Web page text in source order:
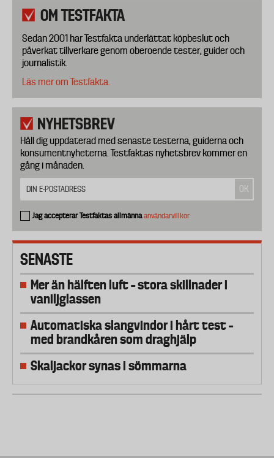
OM TESTFAKTA
Sedan 2001 har Testfakta underlättat köpbeslut och
påverkat tillverkare genom oberoende tester, guider och
journalistik.
Läs mer om Testfakta.
NYHETSBREV
Håll dig uppdaterad med senaste testerna, guiderna och
konsumentnyheterna. Testfaktas nyhetsbrev kommer en
gång i månaden.
Jag accepterar Testfaktas allmännaanvändarvillkor
SENASTE
Mer än hälften luft – stora skillnader i
vaniljglassen
Automatiska slangvindor i hårt test –
med brandkåren som draghjälp
Skaljackor synas i sömmarna